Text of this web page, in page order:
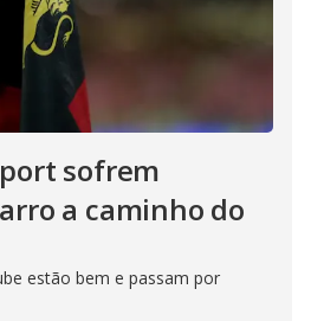
sofrem
a caminho do
estão bem e passam por